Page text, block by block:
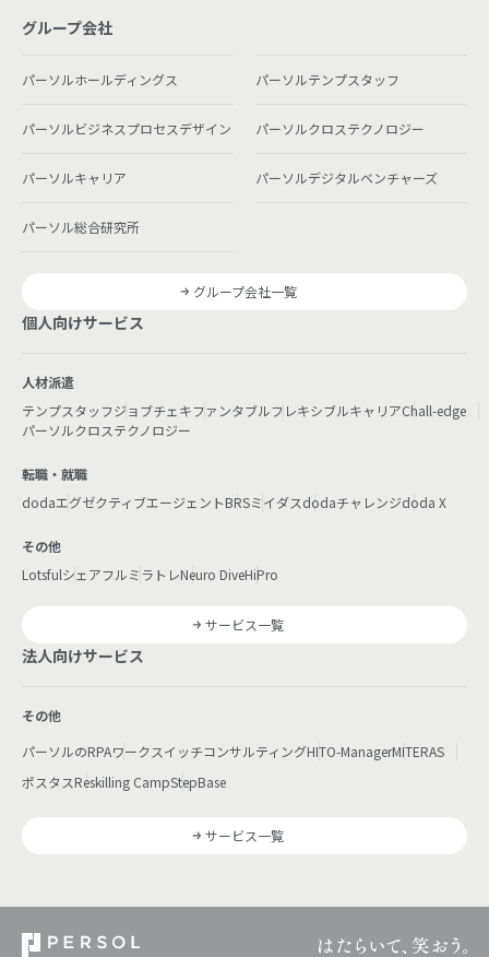
グループ会社
パーソルホールディングス パーソルテンプスタッフ
パーソルビジネスプロセスデザイン パーソルクロステクノロジー
パーソルキャリア パーソルデジタルベンチャーズ
パーソル総合研究所
グループ会社一覧
個人向けサービス
人材派遣
テンプスタッフジョブチェキファンタブルフレキシブルキャリアChall-edge
パーソルクロステクノロジー
転職・就職
dodaエグゼクティブエージェントBRSミイダスdodaチャレンジdoda X
その他
LotsfulシェアフルミラトレNeuro DiveHiPro
サービス一覧
法人向けサービス
その他
パーソルのRPAワークスイッチコンサルティングHITO-ManagerMITERAS
ポスタスReskilling CampStepBase
サービス一覧